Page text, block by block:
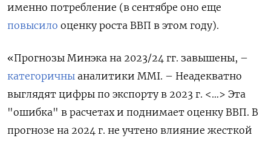
именно потребление (в сентябре оно еще
повысило оценку роста ВВП в этом году).
«Прогнозы Минэка на 2023/24 гг. завышены, –
категоричны аналитики MMI. – Неадекватно
выглядят цифры по экспорту в 2023 г. <…> Эта
"ошибка" в расчетах и поднимает оценку ВВП. В
прогнозе на 2024 г. не учтено влияние жесткой